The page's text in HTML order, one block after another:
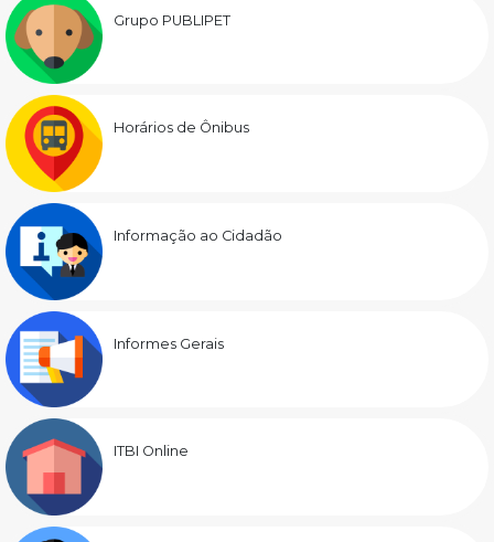
Grupo PUBLIPET
Horários de Ônibus
Informação ao Cidadão
Informes Gerais
ITBI Online